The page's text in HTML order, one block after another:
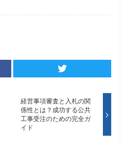
経営事項審査と入札の関
係性とは？成功する公共
工事受注のための完全ガ
イド